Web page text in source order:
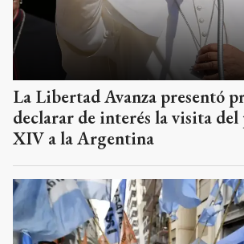
La Libertad Avanza presentó
declarar de interés la visita del
XIV a la Argentina